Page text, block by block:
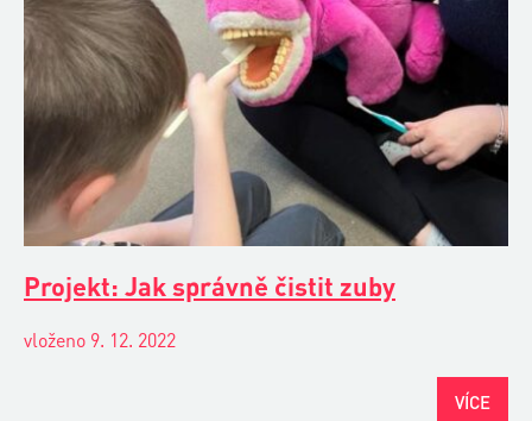
Projekt: Jak správně čistit zuby
vloženo 9. 12. 2022
VÍCE